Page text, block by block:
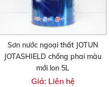
Sơn nước ngoại thất JOTUN
JOTASHIELD chống phai màu
mới lon 5L
Giá: Liên hệ